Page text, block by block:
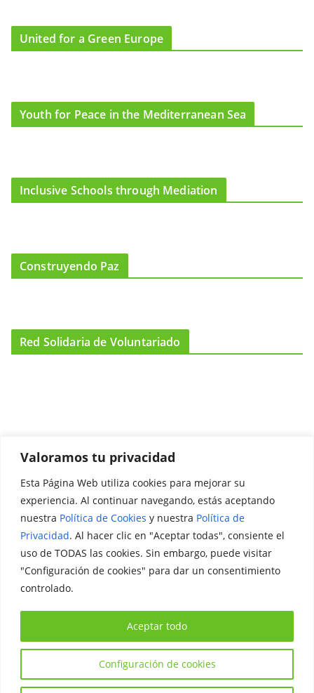
Valoramos tu privacidad
Esta Página Web utiliza cookies para mejorar su
experiencia. Al continuar navegando, estás aceptando
nuestra Política de Cookies y nuestra Política de
Privacidad. Al hacer clic en "Aceptar todas", consiente el
uso de TODAS las cookies. Sin embargo, puede visitar
"Configuración de cookies" para dar un consentimiento
controlado.
Configuración de cookies
Aceptar todo
United for a Green Europe
Youth for Peace in the Mediterranean Sea
Inclusive Schools through Mediation
Construyendo Paz
Red Solidaria de Voluntariado
Promociónate
Legal
Aviso Legal
Política de Privacidad
Política de Cookies
Copyright © 2026Iniciativa Internacional Joven
derechos reservados.